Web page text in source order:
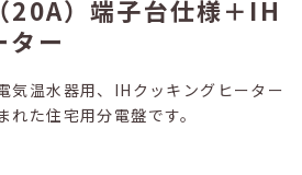
20A）端子台仕様＋IH
ター
気温水器用、IHクッキングヒーター
た住宅用分電盤です。